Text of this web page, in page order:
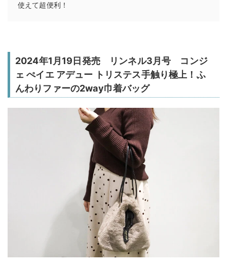
使えて超便利！
2024年1月19日発売 リンネル3月号 コンジ
ェ ぺイエ アデュー トリステス手触り極上！ふ
んわりファーの2way巾着バッグ